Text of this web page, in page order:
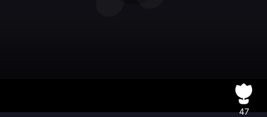
47